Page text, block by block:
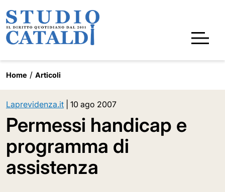
Home Articoli
Laprevidenza.it 10 ago 2007
Permessi handicap e
programma di
assistenza